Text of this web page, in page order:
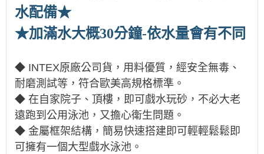
水配備★
★加滿水大概30分鐘-依水量會有不同
◆ INTEX原廠公司貨，用料優質，經安全無毒、
耐磨測試等，符合歐美高規格標準。
◆ 在自家院子、頂樓，即可戲水玩砂，不必大老
遠跑到公用泳池，又擔心衛生問題。
◆ 金屬框架結構，簡易快速搭建即可輕輕鬆鬆即
可擁有一個大型戲水泳池。